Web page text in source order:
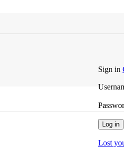
Sign in
Log in
Lost